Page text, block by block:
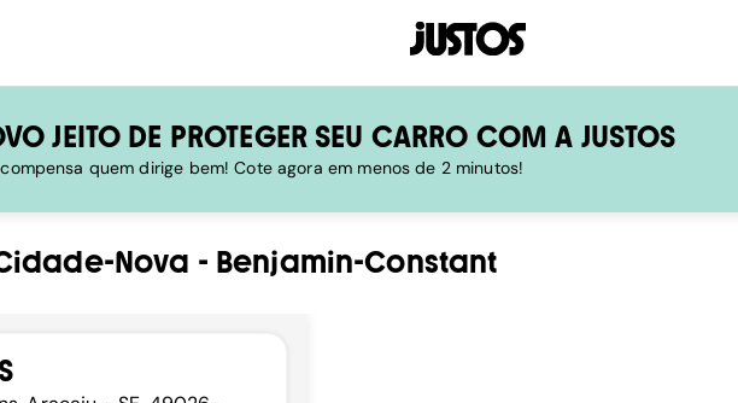
JEITO DE PROTEGER SEU CARRO COM A JUSTOS
quem dirige bem! Cote agora em menos de 2 minutos!
Nova - Benjamin-Constant